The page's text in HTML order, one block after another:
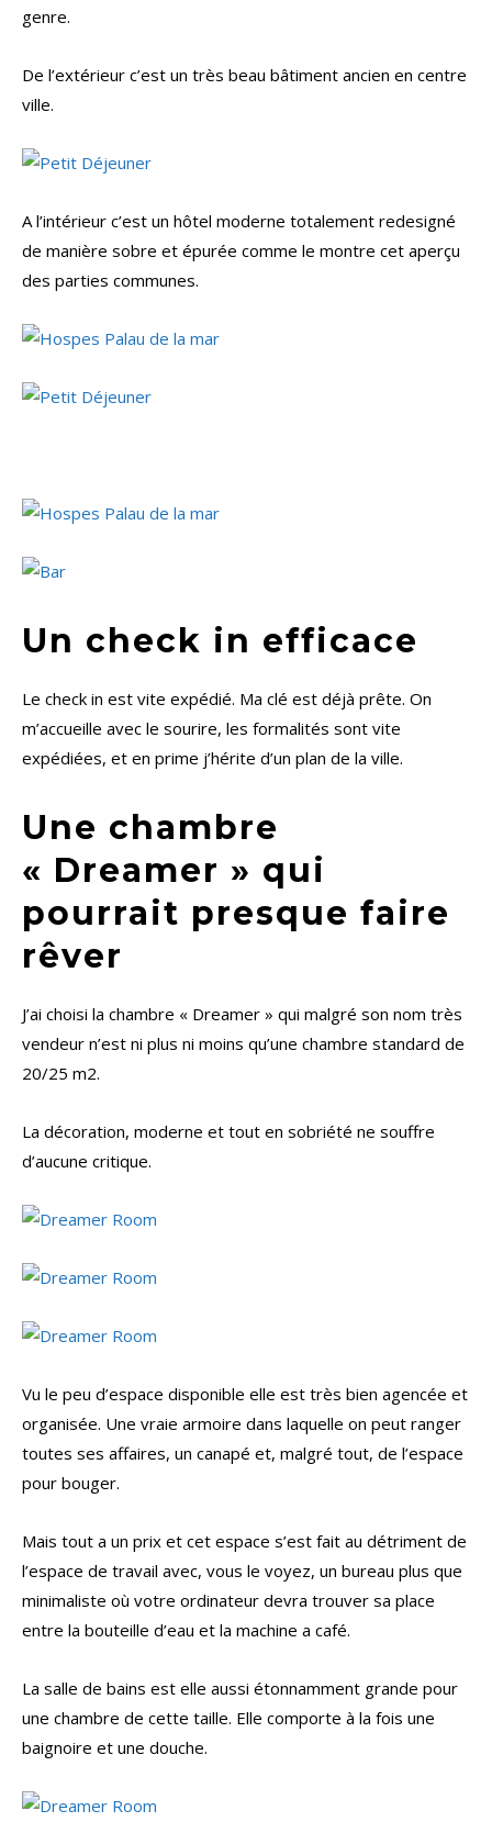
genre.
De l’extérieur c’est un très beau bâtiment ancien en centre
ville.
A l’intérieur c’est un hôtel moderne totalement redesigné
de manière sobre et épurée comme le montre cet aperçu
des parties communes.
Un check in efficace
Le check in est vite expédié. Ma clé est déjà prête. On
m’accueille avec le sourire, les formalités sont vite
expédiées, et en prime j’hérite d’un plan de la ville.
Une chambre
« Dreamer » qui
pourrait presque faire
rêver
J’ai choisi la chambre « Dreamer » qui malgré son nom très
vendeur n’est ni plus ni moins qu’une chambre standard de
20/25 m2.
La décoration, moderne et tout en sobriété ne souffre
d’aucune critique.
Vu le peu d’espace disponible elle est très bien agencée et
organisée. Une vraie armoire dans laquelle on peut ranger
toutes ses affaires, un canapé et, malgré tout, de l’espace
pour bouger.
Mais tout a un prix et cet espace s’est fait au détriment de
l’espace de travail avec, vous le voyez, un bureau plus que
minimaliste où votre ordinateur devra trouver sa place
entre la bouteille d’eau et la machine a café.
La salle de bains est elle aussi étonnamment grande pour
une chambre de cette taille. Elle comporte à la fois une
baignoire et une douche.